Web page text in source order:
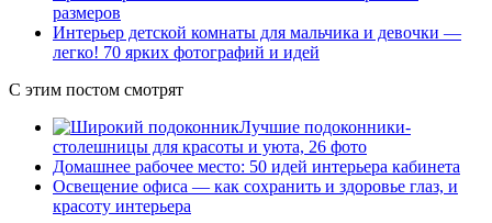
размеров
Интерьер детской комнаты для мальчика и девочки —
легко! 70 ярких фотографий и идей
С этим постом смотрят
Лучшие подоконники-
столешницы для красоты и уюта, 26 фото
Домашнее рабочее место: 50 идей интерьера кабинета
Освещение офиса — как сохранить и здоровье глаз, и
красоту интерьера